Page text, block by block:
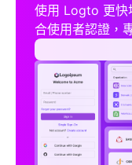
使用 Logto 更快
合使用者認證，